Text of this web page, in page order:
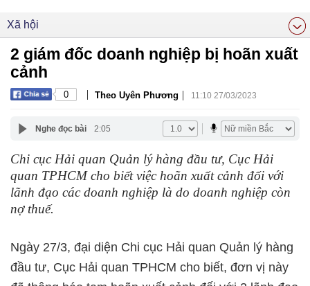
Xã hội
2 giám đốc doanh nghiệp bị hoãn xuất
cảnh
0 | Theo Uyên Phương | 11:10 27/03/2023
Nghe đọc bài 2:05
Chi cục Hải quan Quản lý hàng đầu tư, Cục Hải
quan TPHCM cho biết việc hoãn xuất cảnh đối với
lãnh đạo các doanh nghiệp là do doanh nghiệp còn
nợ thuế.
Ngày 27/3, đại diện Chi cục Hải quan Quản lý hàng
đầu tư, Cục Hải quan TPHCM cho biết, đơn vị này